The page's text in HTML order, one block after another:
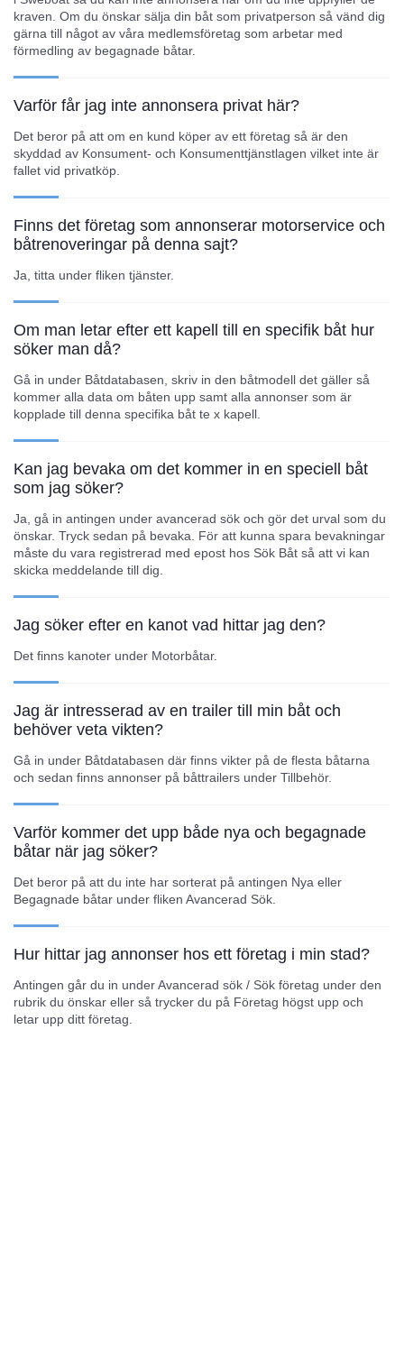
kraven. Om du önskar sälja din båt som privatperson så vänd dig
gärna till något av våra medlemsföretag som arbetar med
förmedling av begagnade båtar.
Varför får jag inte annonsera privat här?
Det beror på att om en kund köper av ett företag så är den
skyddad av Konsument- och Konsumenttjänstlagen vilket inte är
fallet vid privatköp.
Finns det företag som annonserar motorservice och
båtrenoveringar på denna sajt?
Ja, titta under fliken tjänster.
Om man letar efter ett kapell till en specifik båt hur
söker man då?
Gå in under Båtdatabasen, skriv in den båtmodell det gäller så
kommer alla data om båten upp samt alla annonser som är
kopplade till denna specifika båt te x kapell.
Kan jag bevaka om det kommer in en speciell båt
som jag söker?
Ja, gå in antingen under avancerad sök och gör det urval som du
önskar. Tryck sedan på bevaka. För att kunna spara bevakningar
måste du vara registrerad med epost hos Sök Båt så att vi kan
skicka meddelande till dig.
Jag söker efter en kanot vad hittar jag den?
Det finns kanoter under Motorbåtar.
Jag är intresserad av en trailer till min båt och
behöver veta vikten?
Gå in under Båtdatabasen där finns vikter på de flesta båtarna
och sedan finns annonser på båttrailers under Tillbehör.
Varför kommer det upp både nya och begagnade
båtar när jag söker?
Det beror på att du inte har sorterat på antingen Nya eller
Begagnade båtar under fliken Avancerad Sök.
Hur hittar jag annonser hos ett företag i min stad?
Antingen går du in under Avancerad sök / Sök företag under den
rubrik du önskar eller så trycker du på Företag högst upp och
letar upp ditt företag.